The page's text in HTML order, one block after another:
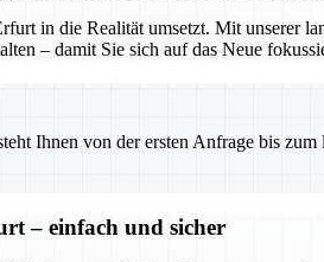
in die Realität umsetzt. Mit unserer
– damit Sie sich auf das Neue
Ihnen von der ersten Anfrage bis
– einfach und sicher